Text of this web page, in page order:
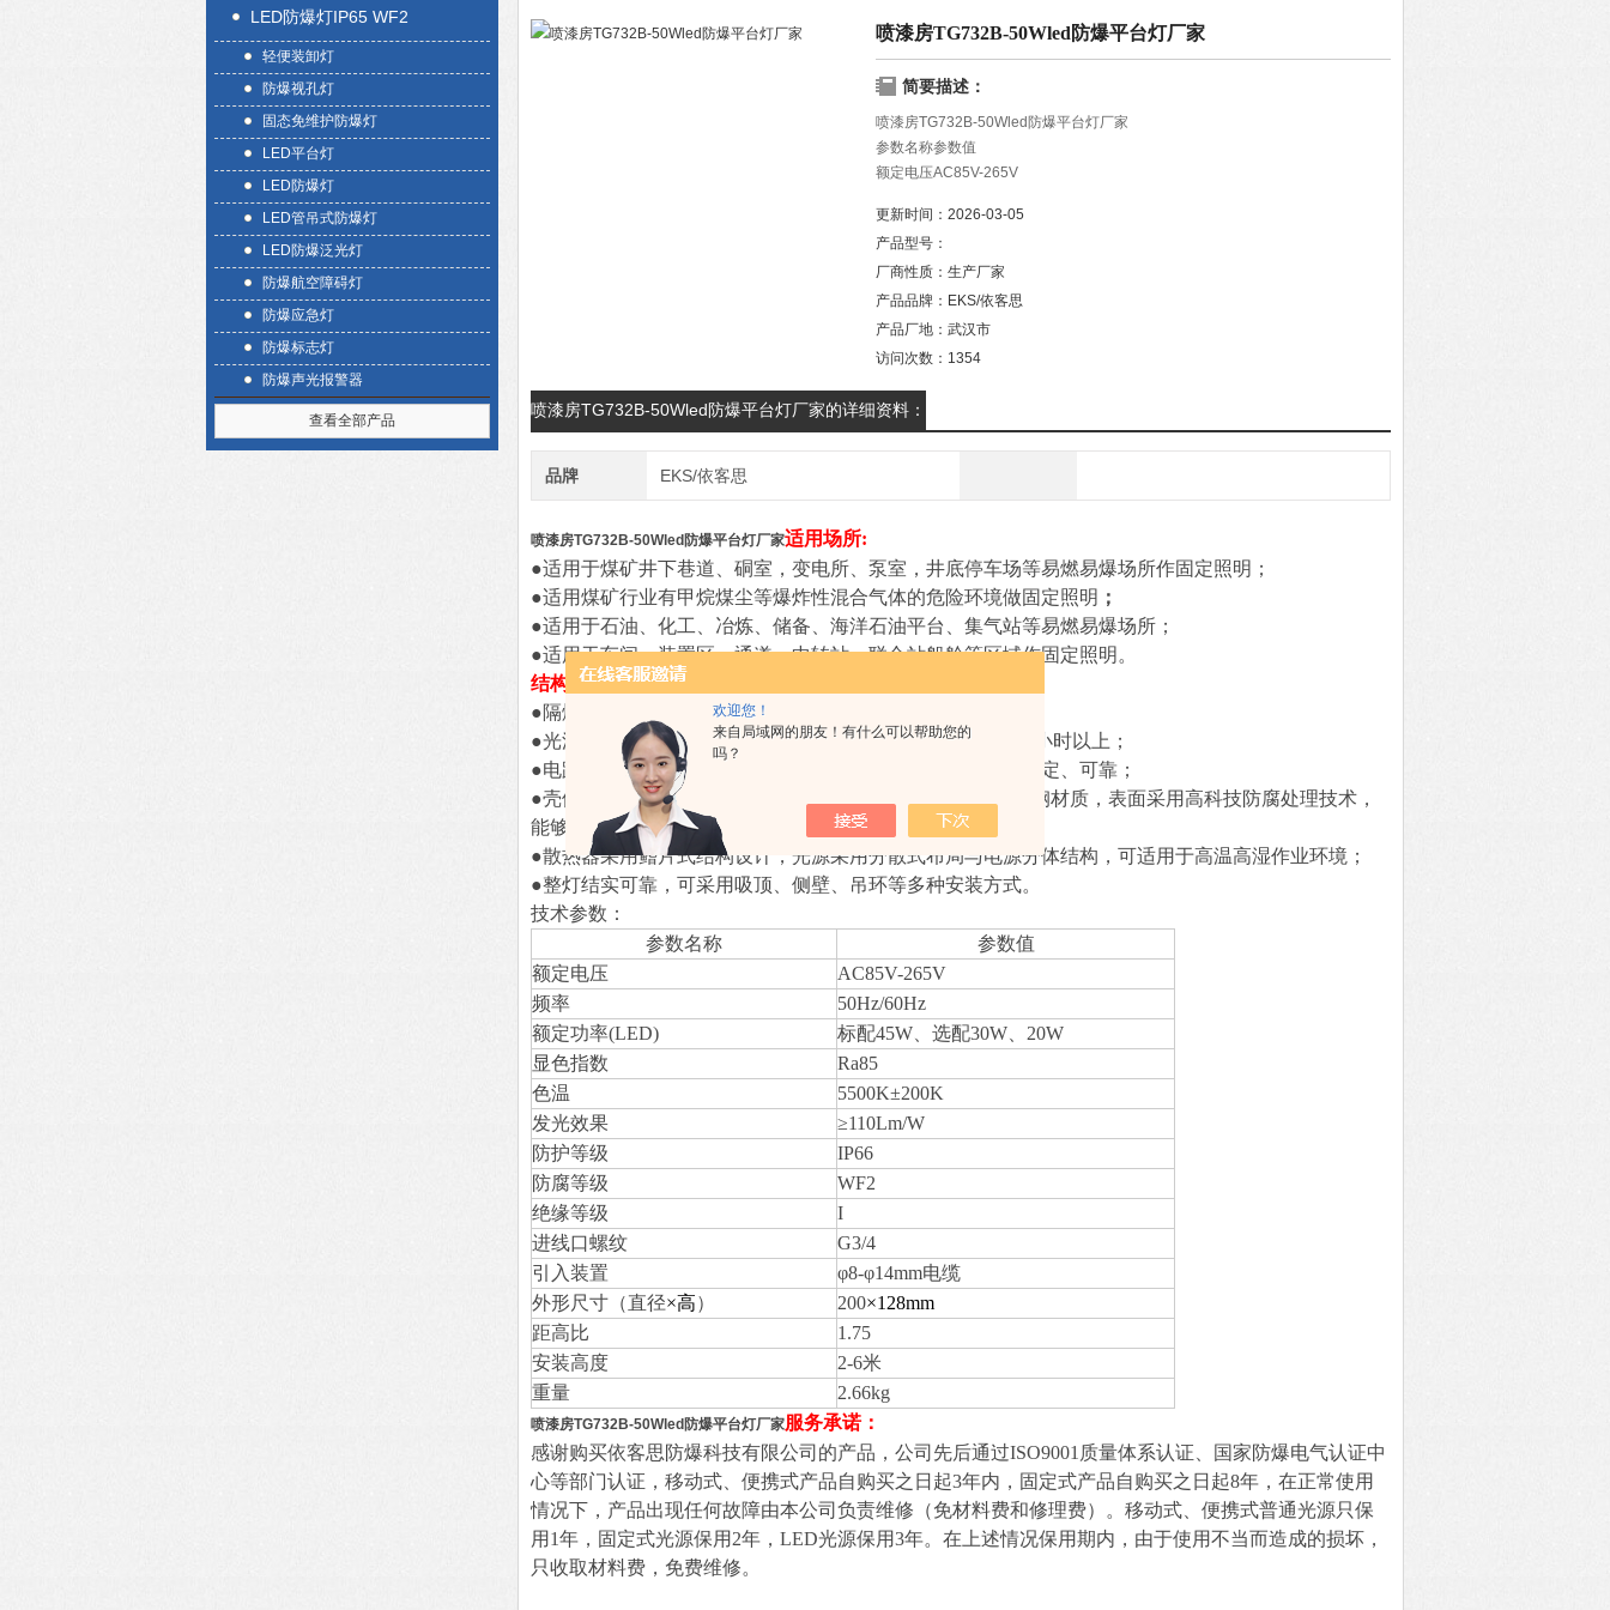
欢迎您！
来自局域网的朋友！有什么可以帮助您的
吗？
LED防爆灯IP65 WF2
轻便装卸灯
防爆视孔灯
固态免维护防爆灯
LED平台灯
LED防爆灯
LED管吊式防爆灯
LED防爆泛光灯
防爆航空障碍灯
防爆应急灯
防爆标志灯
防爆声光报警器
查看全部产品
喷漆房TG732B-50Wled防爆平台灯厂家
简要描述：
喷漆房TG732B-50Wled防爆平台灯厂家
参数名称参数值
额定电压AC85V-265V
额定功率（LED）标配45W、选配30W、20W
更新时间： 2026-03-05
产品型号：
厂商性质： 生产厂家
产品品牌： EKS/依客思
产品厂地： 武汉市
访问次数： 1354
喷漆房TG732B-50Wled防爆平台灯厂家的详细资料：
品牌 EKS/依客思
喷漆房TG732B-50Wled防爆平台灯厂家适用场所:
●适用于煤矿井下巷道、硐室，变电所、泵室，井底停车场等易燃易爆场所作固定照明 ；
●适用煤矿行业有甲烷煤尘等爆炸性混合气体的危险环境做固定照明 ；
●适用于石油、化工、冶炼、储备、海洋石油平台、集气站等易燃易爆场所 ；
●适用于车间、装置区、通道、中转站、联合站船舱等区域作固定照明。
结构特点:
●隔爆型防爆灯具，能在易燃易爆场所安全可靠使用；
●光源采用CREE品牌，光斑无暗区，无重影，寿命长达
10万小时以上；
●电路设计采用宽伏稳定、恒流功能设计，整体电路质优、稳定、可靠；
●壳体采用特制铝加工而成，五金件及支架全部采用304不锈钢材质，表面采用高科技防腐处理技术，
能够适用于煤矿井下高湿、高温环境；
●散热器采用鳍片式结构设计，光源采用分散式布局与电源分体结构，可适用于高温高湿作业环境 ；
●整灯结实可靠，可采用吸顶、侧壁、吊环等多种安装方式。
技术参数：
参数名称
参数值
额定电压
AC85V-265V
频率
50Hz/60Hz
额定功率(LED)
标配45W 、选配30W、20W
显色指数
Ra85
色温
5500K±200K
发光效果
≥110Lm/W
防护等级
IP66
防腐等级
WF2
绝缘等级
I
进线口螺纹
G3/4
引入 装置 φ8-φ14mm电缆
外形尺寸（直径×高） 200×128mm
距高比
1.75
安装高度
2-6米
重量
2.66kg
喷漆房TG732B-50Wled防爆平台灯厂家服务承诺：
感谢购买依客思防爆科技有限公司的产品，公司先后通过ISO9001质量体系认证、国家防爆电气认证中
心等部门认证，移动式、便携式产品自购买之日起3年内，固定式产品自购买之日起8年，在正常使用
情况下，产品出现任何故障由本公司负责维修（免材料费和修理费）。移动式、便携式普通光源只保
用 1年 ，固定式光源保用2年，LED光源保用3年。在上述情况保用期内，由于使用不当而造成的损坏，
只收取材料费，免费维修。